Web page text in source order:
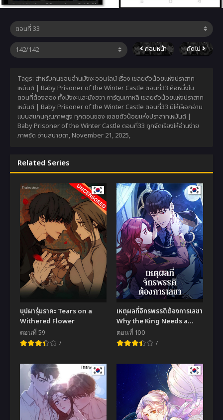
ก่อนหน้า ถัดไป
Tags: สำหรับคนชอบอ่านมังงะออนไลน์ เรื่อง เชลยตัวน้อยแห่งปราสาท
เหมันต์ | Baby Prisoner of the Winter Castle ตอนที่33 คือหนึ่งใน
ตอนที่ต้องลอง ทั้งมังงะและมังฮวา การ์ตูนเกาหลี เชลยตัวน้อยแห่งปราสาท
เหมันต์ | Baby Prisoner of the Winter Castle ตอนที่33 มีให้เลือกอ่าน
แบบสแกนคุณภาพสูง ทุกตอนของ เชลยตัวน้อยแห่งปราสาทเหมันต์ |
Baby Prisoner of the Winter Castle ตอนที่33 ถูกจัดเรียงให้อ่านง่าย
ภาพชัด อ่านสบายตา, November 21, 2025,
Related Series
บุปผารุ่มราคะ Tears on a
Withered Flower
ตอนที่ 59
7
เหตุผลที่จักรพรรดิต้องการเลขา
Why the King Needs a
Secretary
ตอนที่ 100
7